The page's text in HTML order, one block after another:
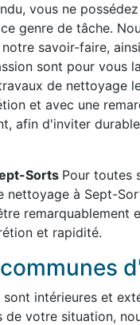
vous ne
genre de tâche.
savoir-faire,
sont pour vous
de nettoyage
et avec une
afin d'inviter
Sorts Pour toutes
à Sept-
remarquablement
et rapidité.
intérieures et
votre situation,